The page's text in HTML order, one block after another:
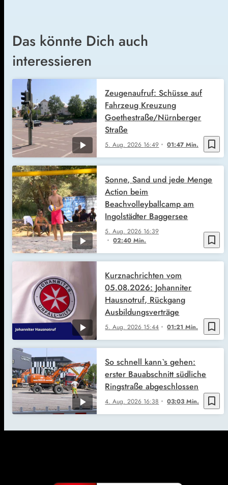
Das könnte Dich auch
interessieren
bookmark_border
5. Aug. 2026 16:49 01:47 Min.
Zeugenaufruf: Schüsse auf
Fahrzeug Kreuzung
Goethestraße/Nürnberger
Straße
bookmark_border
5. Aug. 2026 16:39
02:40 Min.
Sonne, Sand und jede Menge
Action beim
Beachvolleyballcamp am
Ingolstädter Baggersee
bookmark_border
5. Aug. 2026 15:44 01:21 Min.
Kurznachrichten vom
05.08.2026: Johanniter
Hausnotruf, Rückgang
Ausbildungsverträge
bookmark_border
4. Aug. 2026 16:38 03:03 Min.
So schnell kann`s gehen:
erster Bauabschnitt südliche
Ringstraße abgeschlossen